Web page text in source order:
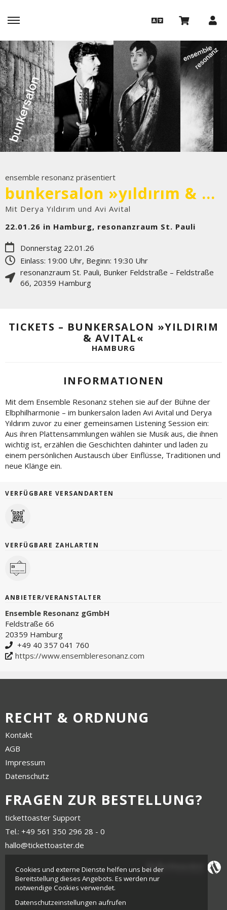
ensemble resonanz präsentiert
bunkersalon »yıldırım & avital«
Mit Derya Yıldırım und Avi Avital
22.01.26 in Hamburg, resonanzraum St. Pauli
Donnerstag 22.01.26
Einlass: 19:00 Uhr, Beginn: 19:30 Uhr
resonanzraum St. Pauli, Bunker Feldstraße – Feldstraße
66, 20359 Hamburg
TICKETS – BUNKERSALON »YILDIRIM
& AVITAL«
HAMBURG
INFORMATIONEN
Mit dem Ensemble Resonanz stehen sie auf der Bühne der
Elbphilharmonie – im bunkersalon laden Avi Avital und Derya
Yıldırım zuvor zu einer gemeinsamen Listening Session ein:
Aus ihren Plattensammlungen wählen sie Musik aus, die ihnen
wichtig ist, erzählen die Geschichten dahinter und laden zu
einem persönlichen Austausch über Einflüsse, Traditionen und
neue Klänge ein.
VERFÜGBARE VERSANDARTEN
VERFÜGBARE ZAHLARTEN
ANBIETER/VERANSTALTER
Ensemble Resonanz gGmbH
Feldstraße 66
20359 Hamburg
+49 40 357 041 760
https://www.ensembleresonanz.com
RECHT & ORDNUNG
Kontakt
AGB
Impressum
Datenschutz
FRAGEN ZUR BESTELLUNG?
tickettoaster Support
Tel.: +49 561 350 296 28 - 0
hallo@tickettoaster.de
Cookies und externe Dienste helfen uns bei der
Bereitstellung dieses Angebots. Es werden nur
notwendige Cookies verwendet.
Datenschutzeinstellungen aufrufen